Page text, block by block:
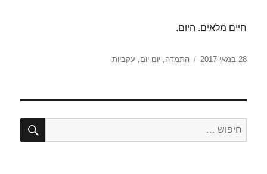
חיים מלאים. היום.
פורסם
28 במאי 2017 תגיות
התמדה,יום-יום, עקביות
חפש: